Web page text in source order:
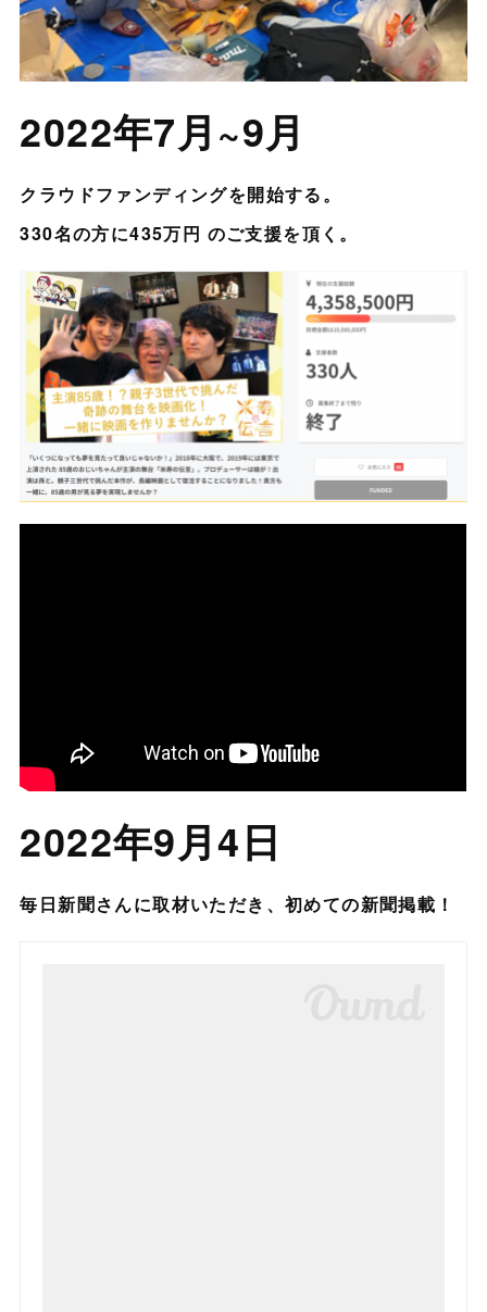
2022年7月~9月
クラウドファンディングを開始する。
330名の方に435万円 のご支援を頂く。
2022年9月4日
毎日新聞さんに取材いただき、初めての新聞掲載！